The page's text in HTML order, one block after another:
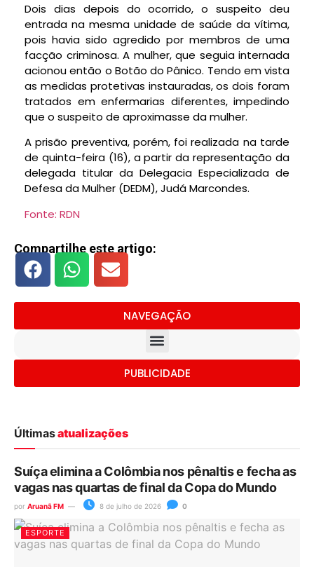
Dois dias depois do ocorrido, o suspeito deu
entrada na mesma unidade de saúde da vítima,
pois havia sido agredido por membros de uma
facção criminosa. A mulher, que seguia internada
acionou então o Botão do Pânico. Tendo em vista
as medidas protetivas instauradas, os dois foram
tratados em enfermarias diferentes, impedindo
que o suspeito de aproximasse da mulher.
A prisão preventiva, porém, foi realizada na tarde
de quinta-feira (16), a partir da representação da
delegada titular da Delegacia Especializada de
Defesa da Mulher (DEDM), Judá Marcondes.
Fonte: RDN
Compartilhe este artigo:
NAVEGAÇÃO
PUBLICIDADE
Últimasatualizações
Suíça elimina a Colômbia nos pênaltis e fecha as
vagas nas quartas de final da Copa do Mundo
por Aruanã FM 8 de julho de 2026 0
ESPORTE